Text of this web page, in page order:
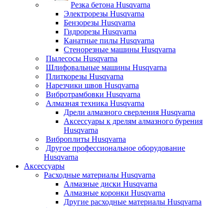
Резка бетона Husqvarna
Электрорезы Husqvarna
Бензорезы Husqvarna
Гидрорезы Husqvarna
Канатные пилы Husqvarna
Стенорезные машины Husqvarna
Пылесосы Husqvarna
Шлифовальные машины Husqvarna
Плиткорезы Husqvarna
Нарезчики швов Husqvarna
Вибротрамбовки Husqvarna
Алмазная техника Husqvarna
Дрели алмазного сверления Husqvarna
Аксессуары к дрелям алмазного бурения
Husqvarna
Виброплиты Husqvarna
Другое профессиональное оборудование
Husqvarna
Аксессуары
Расходные материалы Husqvarna
Алмазные диски Husqvarna
Алмазные коронки Husqvarna
Другие расходные материалы Husqvarna